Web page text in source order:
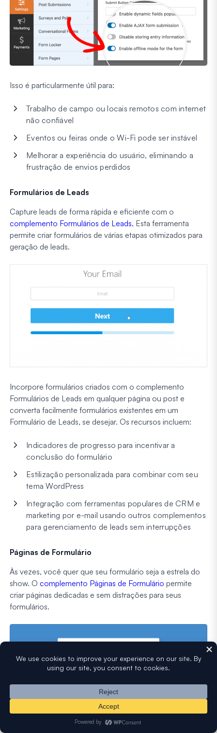
Isso é particularmente útil para:
Trabalho de campo ou locais remotos com internet
não confiável
Eventos ou feiras onde o Wi-Fi pode ser instável
Melhorar a experiência do usuário, eliminando a
frustração de envios perdidos
Formulários de Leads
Capture leads de forma rápida e eficiente com o
complemento Formulários de Leads. Esta ferramenta
permite criar formulários de várias etapas otimizados para
geração de leads.
Incorpore formulários criados com o complemento
Formulários de Leads em qualquer página ou post e
converta facilmente formulários existentes em um
Formulário de Leads, se desejar. Os recursos incluem:
Indicadores de progresso para incentivar a
conclusão do formulário
Estilização personalizada para combinar com seu
tema WordPress
Integração com ferramentas populares de CRM e
marketing por e-mail usando outros complementos
para gerenciamento de leads sem interrupções
Páginas de Formulário
Às vezes, você quer que seu formulário seja a estrela do
show. O complemento Páginas de Formulário permite
criar páginas dedicadas e sem distrações para seus
formulários.